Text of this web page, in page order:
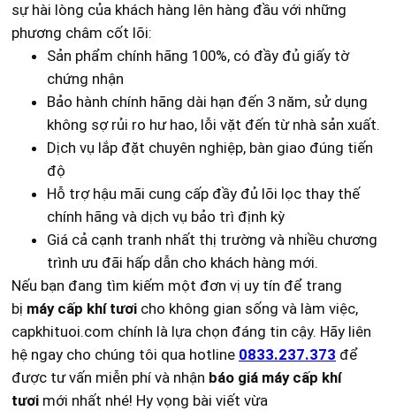
sự hài lòng của khách hàng lên hàng đầu với những
phương châm cốt lõi:
Sản phẩm chính hãng 100%, có đầy đủ giấy tờ
chứng nhận
Bảo hành chính hãng dài hạn đến 3 năm, sử dụng
không sợ rủi ro hư hao, lỗi vặt đến từ nhà sản xuất.
Dịch vụ lắp đặt chuyên nghiệp, bàn giao đúng tiến
độ
Hỗ trợ hậu mãi cung cấp đầy đủ lõi lọc thay thế
chính hãng và dịch vụ bảo trì định kỳ
Giá cả cạnh tranh nhất thị trường và nhiều chương
trình ưu đãi hấp dẫn cho khách hàng mới.
Nếu bạn đang tìm kiếm một đơn vị uy tín để trang
bị máy cấp khí tươi cho không gian sống và làm việc,
capkhituoi.com chính là lựa chọn đáng tin cậy. Hãy liên
hệ ngay cho chúng tôi qua hotline 0833.237.373 để
được tư vấn miễn phí và nhận báo giá máy cấp khí
tươi mới nhất nhé! Hy vọng bài viết vừa